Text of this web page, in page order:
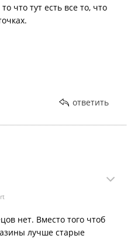
что тут есть все то, что
ответить
нет. Вместо того чтоб
лучше старые